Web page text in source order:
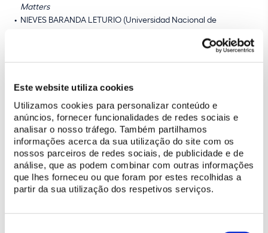
Este website utiliza cookies
Utilizamos cookies para personalizar conteúdo e
anúncios, fornecer funcionalidades de redes sociais e
analisar o nosso tráfego. Também partilhamos
informações acerca da sua utilização do site com os
nossos parceiros de redes sociais, de publicidade e de
análise, que as podem combinar com outras informações
que lhes forneceu ou que foram por estes recolhidas a
partir da sua utilização dos respetivos serviços.
Matters
NIEVES BARANDA LETURIO (Universidad Nacional de
cortesanos de la Edad Moderna | "All the nobility of gold and
period(in Spanish, with written translation in English)
11:30 – Pausa para café
12:00 – Sessão 6: Jardins
VIRGINIA ALBARRÁN MARTÍN (Patrimonio Nacional) |The role
of Nature in the life of Philip V: the royal site of La Granja de
San Ildefonso and the drawings made by the king.
SÓNIA TALHÉ AZAMBUJA (CEABN-InBIO/ISA/ULisboa;